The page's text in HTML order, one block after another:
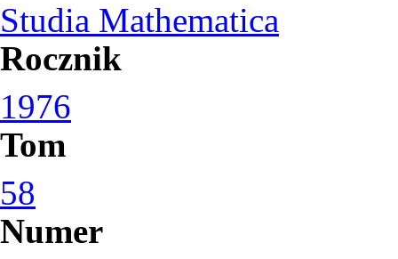
Studia Mathematica
Rocznik
1976
Tom
58
Numer